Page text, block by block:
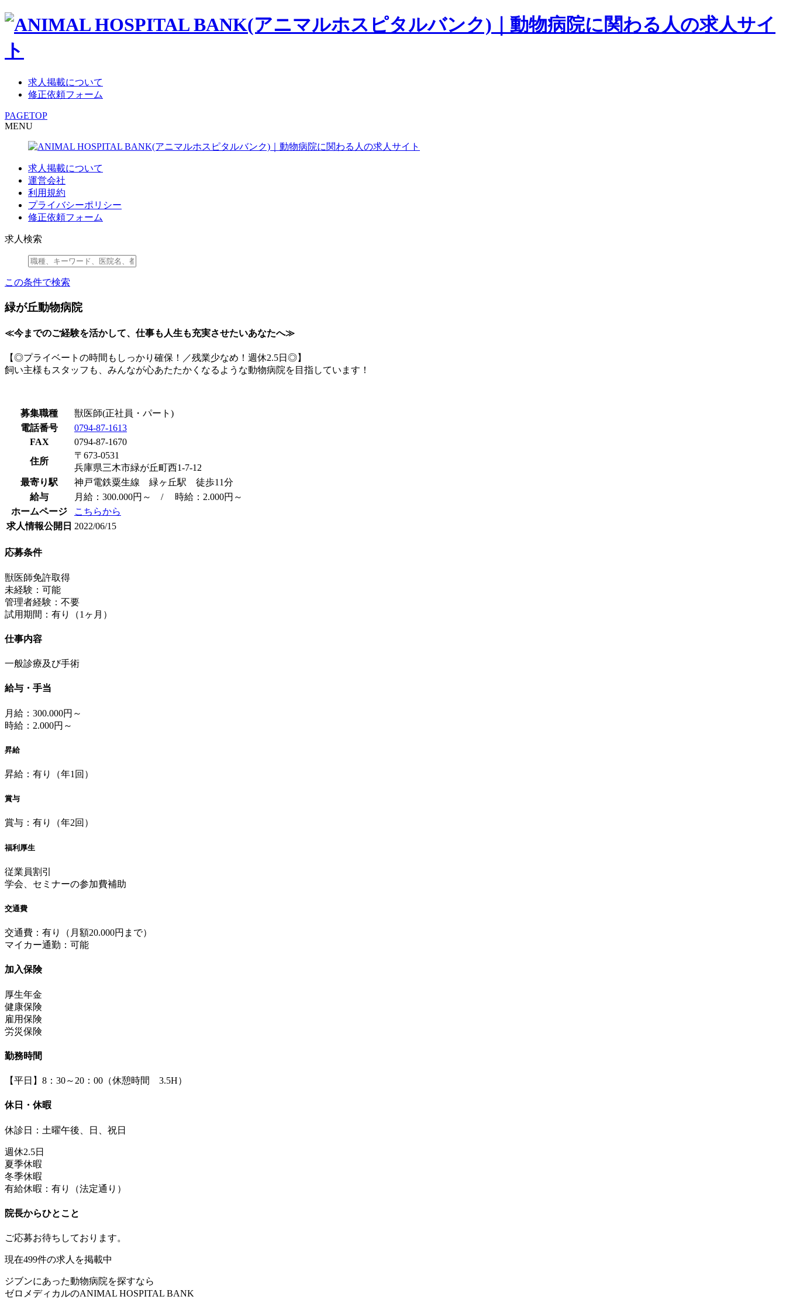
求人掲載について
修正依頼フォーム
PAGETOP
MENU
求人掲載について
運営会社
利用規約
プライバシーポリシー
修正依頼フォーム
求人検索
この条件で検索
緑が丘動物病院
≪今までのご経験を活かして、仕事も人生も充実させたいあなたへ≫
【◎プライベートの時間もしっかり確保！／残業少なめ！週休2.5日◎】
飼い主様もスタッフも、みんなが心あたたかくなるような動物病院を目指しています！
募集職種
獣医師(正社員・パート)
電話番号
0794-87-1613
FAX
0794-87-1670
住所
〒673-0531
兵庫県三木市緑が丘町西1-7-12
最寄り駅
神戸電鉄粟生線 緑ヶ丘駅 徒歩11分
給与
月給：300.000円～ / 時給：2.000円～
ホームページ
こちらから
求人情報公開日 2022/06/15
応募条件
獣医師免許取得
未経験：可能
管理者経験：不要
試用期間：有り（1ヶ月）
仕事内容
一般診療及び手術
給与・手当
月給：300.000円～
時給：2.000円～
昇給
昇給：有り（年1回）
賞与
賞与：有り（年2回）
福利厚生
従業員割引
学会、セミナーの参加費補助
交通費
交通費：有り（月額20.000円まで）
マイカー通勤：可能
加入保険
厚生年金
健康保険
雇用保険
労災保険
勤務時間
【平日】8：30～20：00（休憩時間 3.5H）
休日・休暇
休診日：土曜午後、日、祝日
週休2.5日
夏季休暇
冬季休暇
有給休暇：有り（法定通り）
院長からひとこと
ご応募お待ちしております。
現在499件の求人を掲載中
ジブンにあった動物病院を探すなら
ゼロメディカルのANIMAL HOSPITAL BANK